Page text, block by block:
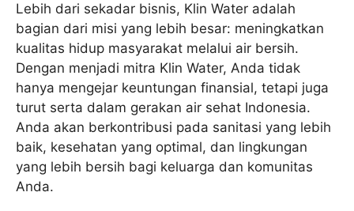
Lebih dari sekadar bisnis, Klin Water adalah
bagian dari misi yang lebih besar: meningkatkan
kualitas hidup masyarakat melalui air bersih.
Dengan menjadi mitra Klin Water, Anda tidak
hanya mengejar keuntungan finansial, tetapi juga
turut serta dalam gerakan air sehat Indonesia.
Anda akan berkontribusi pada sanitasi yang lebih
baik, kesehatan yang optimal, dan lingkungan
yang lebih bersih bagi keluarga dan komunitas
Anda.